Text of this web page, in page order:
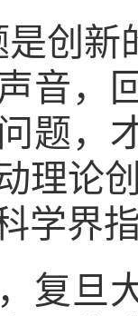
新的
音，
题，
理论
学界
旦大